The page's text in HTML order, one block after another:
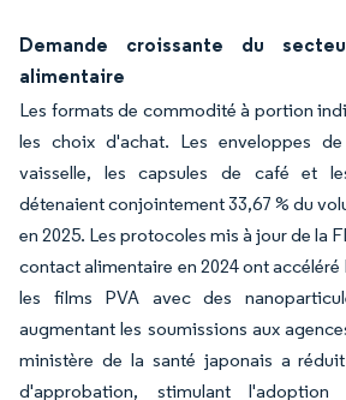
Demande croissante du
alimentaire
Les formats de commodité à portion
les choix d'achat. Les enveloppes
vaisselle, les capsules de café et
détenaient conjointement 33,67 % du
en 2025. Les protocoles mis à jour de la
contact alimentaire en 2024 ont
les films PVA avec des
augmentant les soumissions aux
ministère de la santé japonais a
d'approbation, stimulant